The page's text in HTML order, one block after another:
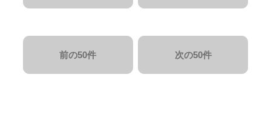
前の50件 次の50件